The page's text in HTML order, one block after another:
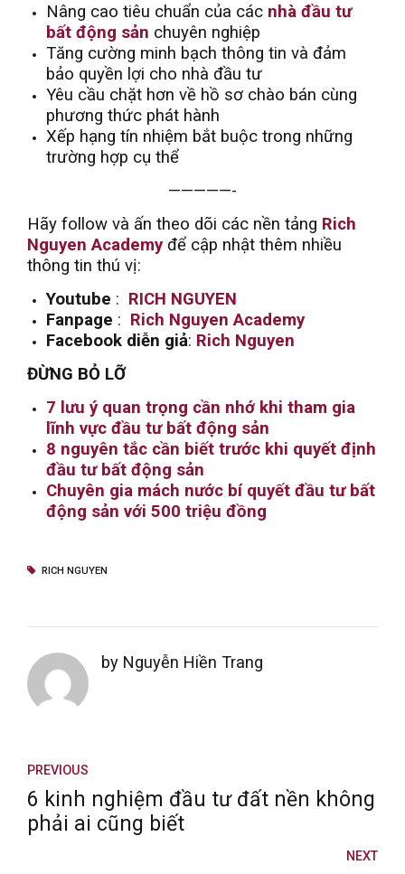
Nâng cao tiêu chuẩn của các nhà đầu tư
bất động sản chuyên nghiệp
Tăng cường minh bạch thông tin và đảm
bảo quyền lợi cho nhà đầu tư
Yêu cầu chặt hơn về hồ sơ chào bán cùng
phương thức phát hành
Xếp hạng tín nhiệm bắt buộc trong những
trường hợp cụ thể
—————-
Hãy follow và ấn theo dõi các nền tảng Rich
Nguyen Academyđể cập nhật thêm nhiều
thông tin thú vị:
Youtube : RICH NGUYEN
Fanpage : Rich Nguyen Academy
Facebook diễn giả: Rich Nguyen
ĐỪNG BỎ LỠ
7 lưu ý quan trọng cần nhớ khi tham gia
lĩnh vực đầu tư bất động sản
8 nguyên tắc cần biết trước khi quyết định
đầu tư bất động sản
Chuyên gia mách nước bí quyết đầu tư bất
động sản với 500 triệu đồng
RICH NGUYEN
by Nguyễn Hiền Trang
PREVIOUS
6 kinh nghiệm đầu tư đất nền không
phải ai cũng biết
NEXT